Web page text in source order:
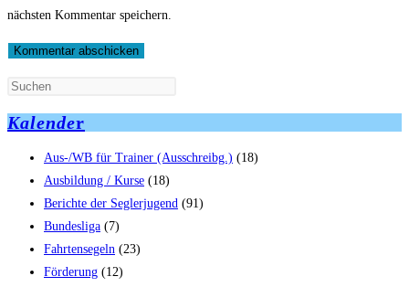
Kommentieren
zum
ein
ein
nächsten Kommentar speichern.
Kalender
Aus-/WB für Trainer (Ausschreibg.) (18)
Ausbildung / Kurse (18)
Berichte der Seglerjugend (91)
Bundesliga (7)
Fahrtensegeln (23)
Förderung (12)